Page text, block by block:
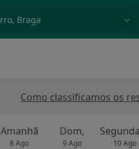
Como classificamos os
Amanhã
8 Ago
Dom,
9 Ago 10 Ago